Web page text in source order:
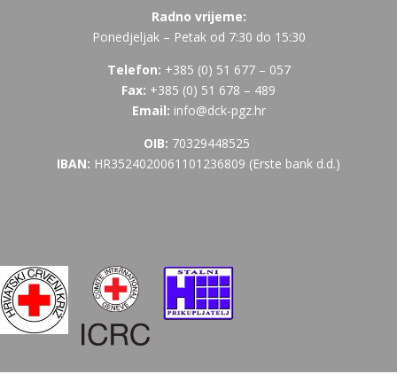
Radno vrijeme:
Ponedjeljak – Petak od 7:30 do 15:30
Telefon: +385 (0) 51 677 – 057
Fax: +385 (0) 51 678 – 489
Email: info@dck-pgz.hr
OIB: 70329448525
IBAN: HR3524020061101236809 (Erste bank d.d.)